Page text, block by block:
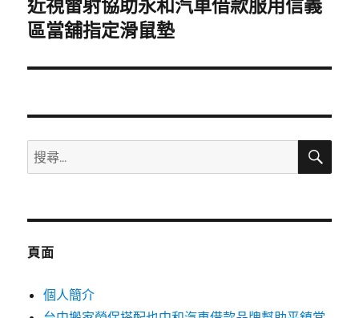
下
一
文
近視雷射協助永和汽車借款服用信義
區當舖指定滑鼠墊
搜
尋
鍵
搜
頁面
個人簡介